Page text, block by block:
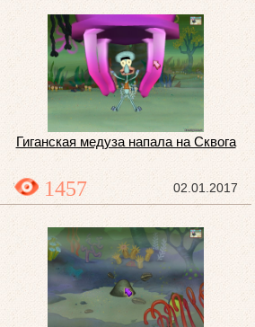
Гиганская медуза напала на Сквога
02.01.2017
1457